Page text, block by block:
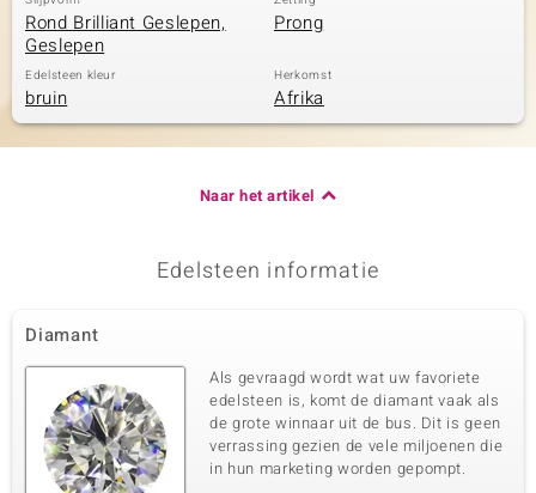
Rond Brilliant Geslepen,
Geslepen
Prong
Edelsteen kleur
bruin
Herkomst
Afrika
Naar het artikel
Edelsteen informatie
Diamant
Als gevraagd wordt wat uw favoriete
edelsteen is, komt de diamant vaak als
de grote winnaar uit de bus. Dit is geen
verrassing gezien de vele miljoenen die
in hun marketing worden gepompt.